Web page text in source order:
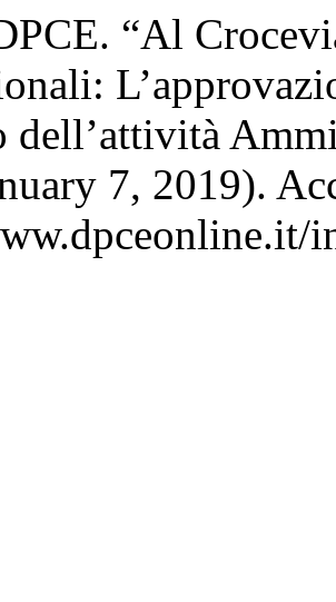
“Al
dell’attività
7, 2019).